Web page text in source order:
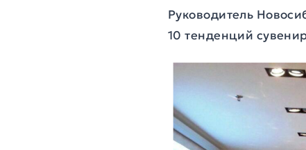
Руководитель
10 тенденций